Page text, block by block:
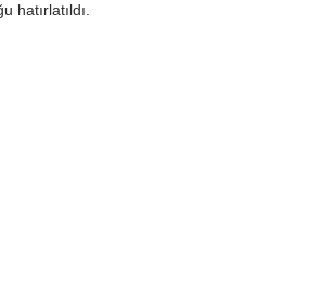
hatırlatıldı.